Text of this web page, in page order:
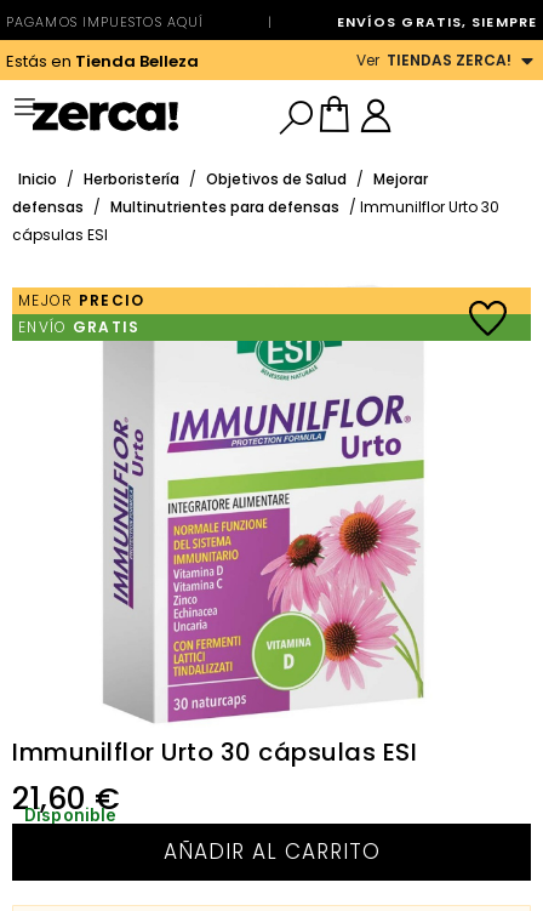
PAGAMOS IMPUESTOS AQUÍ | ENVÍOS GRATIS, SIEMPRE
Estás en Tienda Belleza Ver TIENDAS ZERCA!
Inicio / Herboristería / Objetivos de Salud / Mejorar
defensas / Multinutrientes para defensas / Immunilflor Urto 30
cápsulas ESI
MEJOR PRECIO
ENVÍO GRATIS
Immunilflor Urto 30 cápsulas ESI
21,60€
Disponible
AÑADIR AL CARRITO